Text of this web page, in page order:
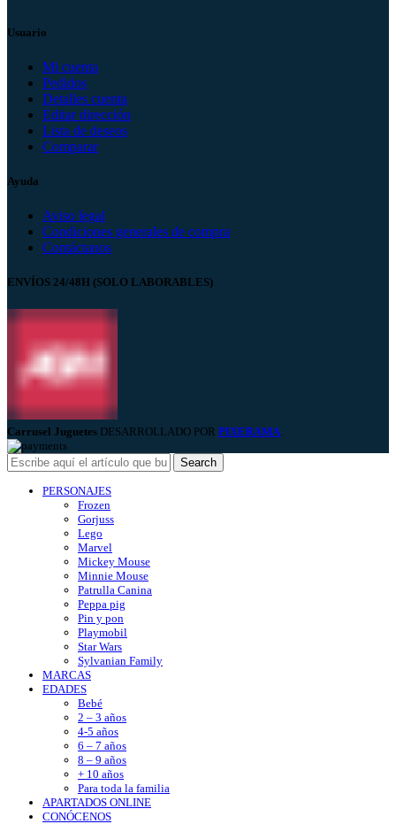
Usuario
Mi cuenta
Pedidos
Detalles cuenta
Editar dirección
Lista de deseos
Comparar
Ayuda
Aviso legal
Condiciones generales de compra
Contáctanos
ENVÍOS 24/48H (SOLO LABORABLES)
Carrusel Juguetes DESARROLLADO POR PIXERAMA.
Search
PERSONAJES
Frozen
Gorjuss
Lego
Marvel
Mickey Mouse
Minnie Mouse
Patrulla Canina
Peppa pig
Pin y pon
Playmobil
Star Wars
Sylvanian Family
MARCAS
EDADES
Bebé
2 – 3 años
4-5 años
6 – 7 años
8 – 9 años
+ 10 años
Para toda la familia
APARTADOS ONLINE
CONÓCENOS